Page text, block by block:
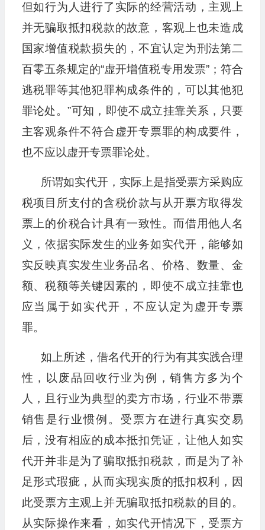
但如行为人进行了实际的经营活动，主观上
并无骗取抵扣税款的故意，客观上也未造成
国家增值税款损失的，不宜认定为刑法第二
百零五条规定的“虚开增值税专用发票”；符合
逃税罪等其他犯罪构成条件的，可以其他犯
罪论处。”可知，即使不成立挂靠关系，只要
主客观条件不符合虚开专票罪的构成要件，
也不应以虚开专票罪论处。
所谓如实代开，实际上是指受票方采购应
税项目所支付的含税价款与从开票方取得发
票上的价税合计具有一致性。而借用他人名
义，依据实际发生的业务如实代开，能够如
实反映真实发生业务品名、价格、数量、金
额、税额等关键因素的，即使不成立挂靠也
应当属于如实代开，不应认定为虚开专票
罪。
如上所述，借名代开的行为有其实践合理
性，以废品回收行业为例，销售方多为个
人，且行业为典型的卖方市场，行业不带票
销售是行业惯例。受票方在进行真实交易
后，没有相应的成本抵扣凭证，让他人如实
代开并非是为了骗取抵扣税款，而是为了补
足形式瑕疵，从而实现实质的抵扣权利，因
此受票方主观上并无骗取抵扣税款的目的。
从实际操作来看，如实代开情况下，受票方